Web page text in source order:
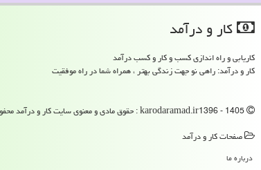
كار و درآمد
کاریابی و راه اندازی کسب و کار و کسب درآمد
کار و درآمد: راهی نو جهت زندگی بهتر ، همراه شما در راه موفقیت
صفحات كار و درآمد
درباره ما